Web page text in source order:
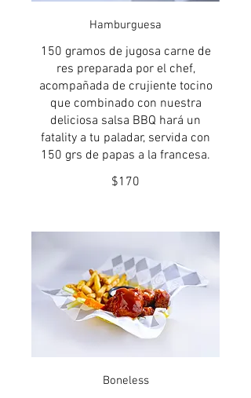
Hamburguesa
150 gramos de jugosa carne de
res preparada por el chef,
acompañada de crujiente tocino
que combinado con nuestra
deliciosa salsa BBQ hará un
fatality a tu paladar, servida con
150 grs de papas a la francesa.
$170
Boneless